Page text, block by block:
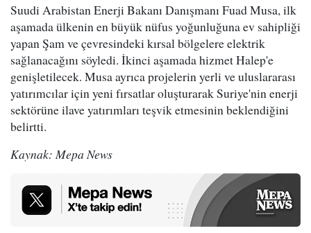
Suudi Arabistan Enerji Bakanı Danışmanı Fuad Musa, ilk
aşamada ülkenin en büyük nüfus yoğunluğuna ev sahipliği
yapan Şam ve çevresindeki kırsal bölgelere elektrik
sağlanacağını söyledi. İkinci aşamada hizmet Halep'e
genişletilecek. Musa ayrıca projelerin yerli ve uluslararası
yatırımcılar için yeni fırsatlar oluşturarak Suriye'nin enerji
sektörüne ilave yatırımları teşvik etmesinin beklendiğini
belirtti.
Kaynak: Mepa News